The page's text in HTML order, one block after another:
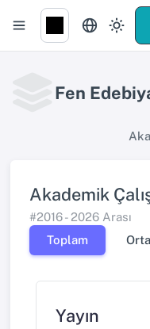
Fen
Akademik
#2016 - 2026 Arası
Toplam
Yayın